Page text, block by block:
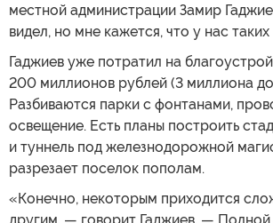
местной администрации Замир
видел, но мне кажется, что у нас
Гаджиев уже потратил на
200 миллионов рублей (3 миллиона
Разбиваются парки с фонтанами,
освещение. Есть планы построить
и туннель под железнодорожной
разрезает поселок пополам.
«Конечно, некоторым приходится